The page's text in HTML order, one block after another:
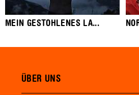
MEIN GESTOHLENES LA...
ÜBER UNS